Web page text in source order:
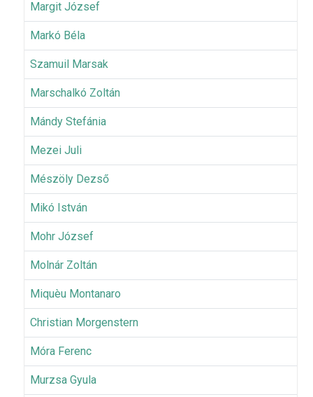
Margit József
Markó Béla
Szamuil Marsak
Marschalkó Zoltán
Mándy Stefánia
Mezei Juli
Mészöly Dezső
Mikó István
Mohr József
Molnár Zoltán
Miquèu Montanaro
Christian Morgenstern
Móra Ferenc
Murzsa Gyula